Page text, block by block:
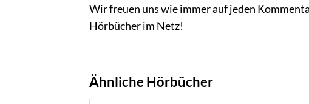
Wir freuen uns wie immer auf jeden
Hörbücher im Netz!
Ähnliche Hörbücher